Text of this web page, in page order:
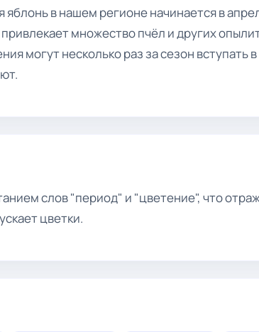
яблонь в нашем регионе начинается в
множество пчёл и других
могут несколько раз за сезон вступать
слов "период" и "цветение", что
цветки.